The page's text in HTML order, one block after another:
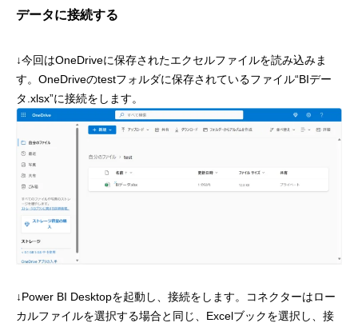
データに接続する
↓今回はOneDriveに保存されたエクセルファイルを読み込みま
す。OneDriveのtestフォルダに保存されているファイル“BIデー
タ.xlsx”に接続をします。
↓Power BI Desktopを起動し、接続をします。コネクターはロー
カルファイルを選択する場合と同じ、Excelブックを選択し、接